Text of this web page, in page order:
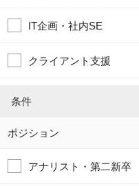
IT企画・社内SE
クライアント支援
条件
ポジション
アナリスト・第二新卒